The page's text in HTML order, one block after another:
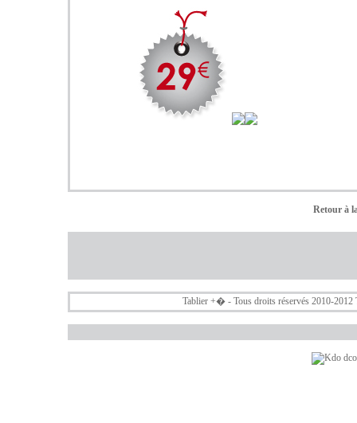
Retour à
Tablier +� - Tous droits réservés 2010-2012